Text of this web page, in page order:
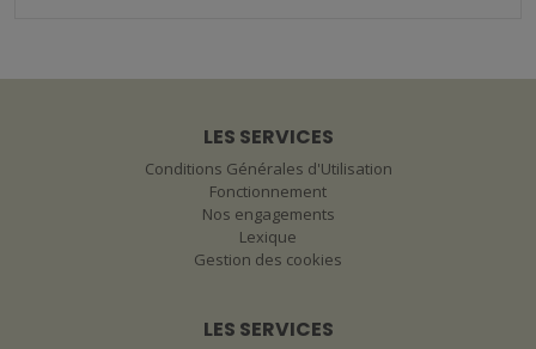
LES SERVICES
Conditions Générales d'Utilisation
Fonctionnement
Nos engagements
Lexique
Gestion des cookies
LES SERVICES